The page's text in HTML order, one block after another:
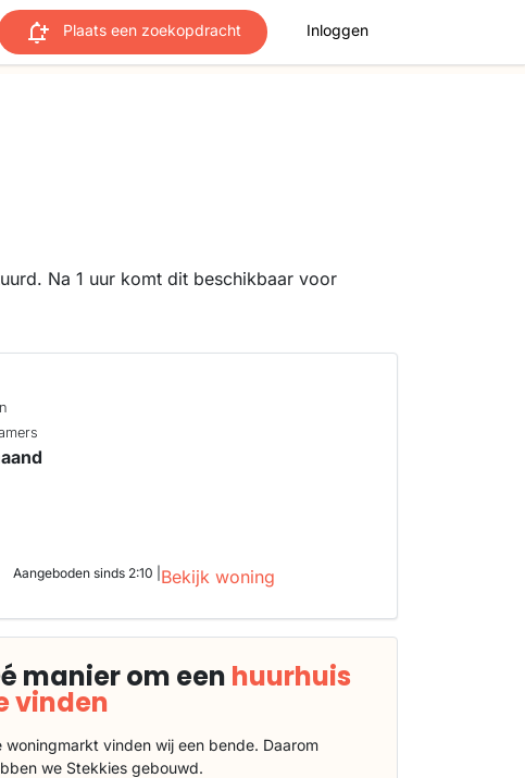
Plaats een zoekopdracht Inloggen
Na 1 uur komt dit beschikbaar voor
Aangeboden sinds 2:10 | Bekijk woning
manier om een huurhuis
vinden
woningmarkt vinden wij een bende. Daarom
we Stekkies gebouwd.